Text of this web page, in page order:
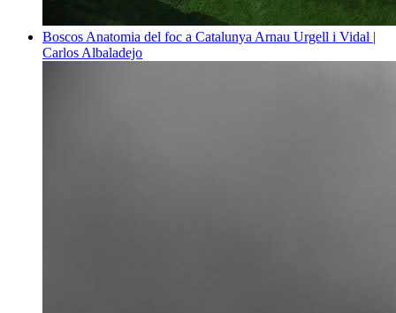
Boscos Anatomia del foc a Catalunya Arnau Urgell i Vidal |
Carlos Albaladejo